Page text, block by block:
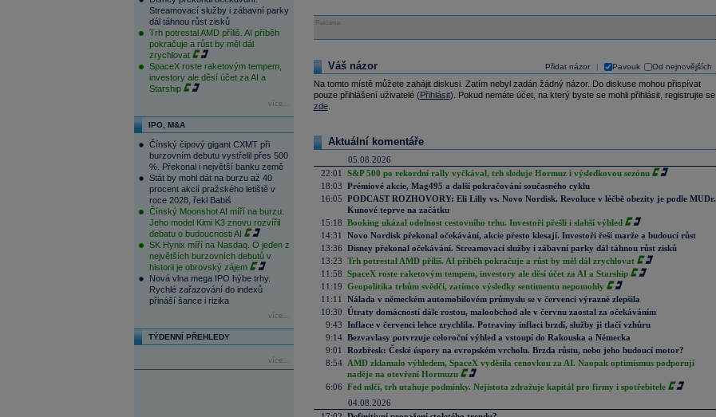
Streamovací služby i zábavní parky
dál táhnou růst zisků
Trh potrestal AMD příliš. AI příběh
pokračuje a růst by měl dál
zrychlovat
SpaceX roste raketovým tempem,
investory ale děsí účet za AI a
Starship
více...
IPO, M&A
Čínský čipový gigant CXMT při
burzovním debutu vystřelil přes 500
%. Překonal i největší banku země
Stát by mohl dát na burzu až 40
procent akcií pražského letiště v
roce 2028, řekl Babiš
Čínský Moonshot AI míří na burzu.
Jeho model Kimi K3 znovu rozvířil
debatu o budoucnosti AI
SK Hynix míří na Nasdaq. O jeden z
největších burzovních debutů v
historii je obrovský zájem
Nová vlna mega IPO hýbe trhy.
Rychlé zařazování do indexů
přináší šance i rizika
více...
TÝDENNÍ PŘEHLEDY
více...
Reklama
Přidat názor Pavouk Od nejnovějších
Váš názor
Na tomto místě můžete zahájit diskusi. Zatím nebyl zadán žádný názor. Do diskuse mohou přispívat
pouze přihlášení uživatelé (Přihlásit). Pokud nemáte účet, na který byste se mohli přihlásit, registrujte se
zde.
Aktuální komentáře
05.08.2026
22:01
S&P 500 po rekordní rally vyčkával, trh sleduje Hormuz i výsledkovou sezónu
18:03 Prémiové akcie, Mag495 a další pokračování současného cyklu
16:05 PODCAST ROZHOVORY: Eli Lilly vs. Novo Nordisk. Revoluce v léčbě obezity je podle MUDr.
Kunové teprve na začátku
15:18 Booking ukázal odolnost cestovního trhu. Investoři přešli i slabší výhled
14:31
Novo Nordisk překonal očekávání, akcie přesto klesají. Investoři řeší marže a budoucí růst
13:36 Disney překonal očekávání. Streamovací služby i zábavní parky dál táhnou růst zisků
13:23 Trh potrestal AMD příliš. AI příběh pokračuje a růst by měl dál zrychlovat
11:58 SpaceX roste raketovým tempem, investory ale děsí účet za AI a Starship
11:19 Geopolitika trhům svědčí, zatímco výsledky sentimentu nepomohly
11:11
Nálada v německém automobilovém průmyslu se v červenci výrazně zlepšila
10:30 Útraty domácností dále rostou, maloobchod ale v červnu zaostal za očekáváním
9:43 Inflace v červenci lehce zrychlila. Potraviny inflaci brzdí, služby ji tlačí vzhůru
9:14 Bezvavlasy potvrzuje celoroční výhled a vstoupí do Rakouska a Německa
9:01
Rozbřesk: České úspory na evropském vrcholu. Brzda růstu, nebo jeho budoucí motor?
8:54
AMD zklamalo výhledem, SpaceX vyděsila cenovkou za AI. Naopak optimismus podporují
naděje na otevření Hormuzu
6:06 Fed mlčí, trh utahuje podmínky. Nejistota zdražuje kapitál pro firmy i spotřebitele
04.08.2026